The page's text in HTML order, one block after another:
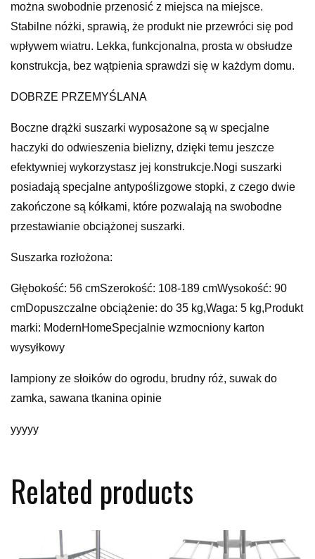
można swobodnie przenosić z miejsca na miejsce.
Stabilne nóżki, sprawią, że produkt nie przewróci się pod
wpływem wiatru. Lekka, funkcjonalna, prosta w obsłudze
konstrukcja, bez wątpienia sprawdzi się w każdym domu.
DOBRZE PRZEMYŚLANA
Boczne drążki suszarki wyposażone są w specjalne
haczyki do odwieszenia bielizny, dzięki temu jeszcze
efektywniej wykorzystasz jej konstrukcje.Nogi suszarki
posiadają specjalne antypoślizgowe stopki, z czego dwie
zakończone są kółkami, które pozwalają na swobodne
przestawianie obciążonej suszarki.
Suszarka rozłożona:
Głębokość: 56 cmSzerokość: 108-189 cmWysokość: 90
cmDopuszczalne obciążenie: do 35 kg,Waga: 5 kg,Produkt
marki: ModernHomeSpecjalnie wzmocniony karton
wysyłkowy
lampiony ze słoików do ogrodu, brudny róż, suwak do
zamka, sawana tkanina opinie
yyyyy
Related products